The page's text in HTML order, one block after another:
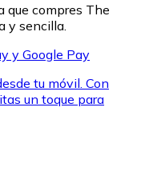
que compres The
y sencilla.
y Google Pay
tu móvil. Con
un toque para